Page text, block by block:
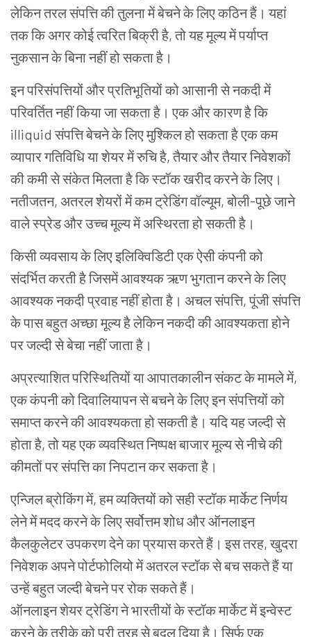
लेकिनतरलसंपत्तिकीतुलनामेंबेचनेकेलिएकठिनहैं। यहां
तककिअगरकोईत्वरितबिक्रीहै,तोयहमूल्यमेंपर्याप्त
नुकसानकेबिनानहींहोसकताहै।
इनपरिसंपत्तियोंऔरप्रतिभूतियोंकोआसानीसेनकदीमें
परिवर्तितनहींकियाजासकताहै। एकऔरकारणहैकि
illiquidसंपत्तिबेचनेकेलिएमुश्किलहोसकताहैएककम
व्यापारगतिविधियाशेयरमेंरुचिहै,तैयारऔरतैयारनिवेशकों
कीकमीसेसंकेतमिलताहैकिस्टॉकखरीदकरनेकेलिए।
नतीजतन, अतरलशेयरोंमेंकमट्रेडिंगवॉल्यूम,बोली-पूछेजाने
वालेस्प्रेडऔरउच्चमूल्यमेंअस्थिरताहोसकतीहै।
किसीव्यवसायकेलिएइलिक्विडिटीएकऐसीकंपनीको
संदर्भितकरतीहैजिसमेंआवश्यकऋणभुगतानकरनेकेलिए
आवश्यकनकदीप्रवाहनहींहोताहै। अचलसंपत्ति,पूंजीसंपत्ति
केपासबहुतअच्छामूल्यहैलेकिननकदीकीआवश्यकताहोने
परजल्दीसेबेचानहींजाताहै।
अप्रत्याशितपरिस्थितियोंयाआपातकालीनसंकटकेमामलेमें,
एककंपनीकोदिवालियापनसेबचनेकेलिएइनसंपत्तियोंको
समाप्तकरनेकीआवश्यकताहोसकतीहै। यदियहजल्दीसे
होताहै,तोयहएकव्यवस्थितनिष्पक्षबाजारमूल्यसेनीचेकी
कीमतोंपरसंपत्तिकानिपटानकरसकताहै।
एन्जिलब्रोकिंगमें,हमव्यक्तियोंकोसहीस्टॉकमार्केटनिर्णय
लेनेमेंमददकरनेकेलिएसर्वोत्तमशोधऔरऑनलाइन
कैलकुलेटरउपकरणदेनेकाप्रयासकरतेहैं। इसतरह,खुदरा
निवेशकअपनेपोर्टफोलियोमेंअतरलस्टॉकसेबचसकतेहैंया
उन्हेंबहुतजल्दीबेचनेपररोकसकतेहैं।
ऑनलाइन शेयर ट्रेडिंग ने भारतीयों के स्टॉक मार्केट में इन्वेस्ट
करने के तरीके को पूरी तरह से बदल दिया है। सिर्फ एक